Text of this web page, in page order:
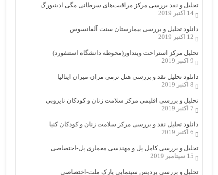
تحلیل و نقد بررسی مرکز مراقبت‌های سرطانی مگی ادینبورگ
14 اکتبر 2019
دانلود تحلیل و بررسی بیمارستان سنت آلفانسوس
12 اکتبر 2019
تحلیل مرکز استراحت وینداور(محوطه دانشگاه استنفورد)
9 اکتبر 2019
دانلود تحلیل نقد و بررسی هتل ترمی مران-میران ایتالیا
8 اکتبر 2019
تحلیل و بررسی اقلیمی مرکز سلامت زنان و کودکان نایروبی
7 اکتبر 2019
دانلود تحلیل نقد و بررسی مرکز سلامت زنان و کودکان کنیا
6 اکتبر 2019
تحلیل و بررسی کامل پل و مهندسی معماری پل-اختصاصی
15 سپتامبر 2019
تحلیل و بررسی پردیس سینمایی پارک ملت-اختصاصی